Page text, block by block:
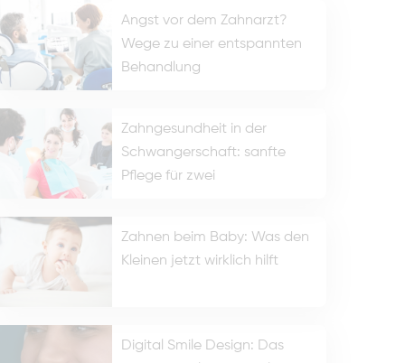
Angst vor dem Zahnarzt?
Wege zu einer entspannten
Behandlung
Zahngesundheit in der
Schwangerschaft: sanfte
Pflege für zwei
Zahnen beim Baby: Was den
Kleinen jetzt wirklich hilft
Digital Smile Design: Das